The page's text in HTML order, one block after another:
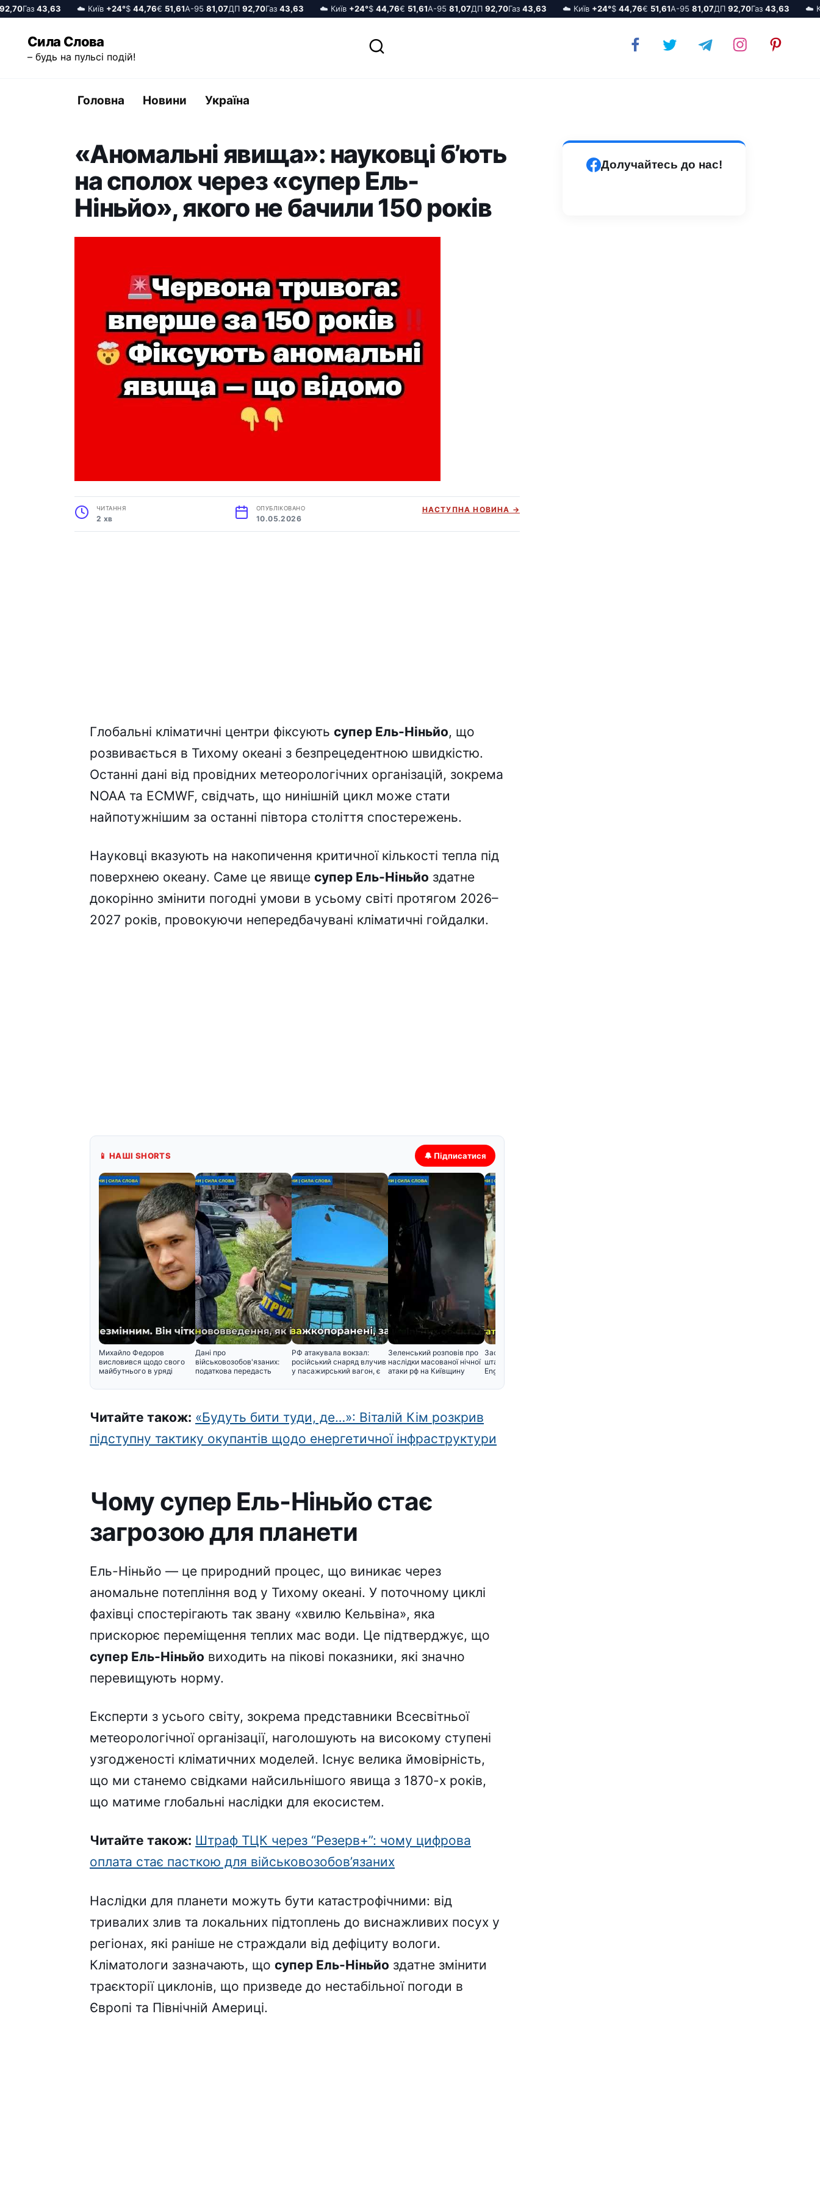
Газ43,63 ☁️ Київ+24°$44,76€51,61А-9581,07ДП92,70Газ43,63 ☁️ Київ+24°$44,76€51,61А-9581,07ДП92,70Газ43,63 ☁️ Київ+24°$44,76€51,61А-9581,07ДП92,70Газ43,63 ☁️
вмісту
Сила Слова
– будь на пульсі подій!
Головна Новини Україна
«Аномальні явища»: науковці б’ють
на сполох через «супер Ель-
Ніньйо», якого не бачили 150 років
ЧИТАННЯ
2 хв
ОПУБЛІКОВАНО
10.05.2026
НАСТУПНА НОВИНА →
Глобальні кліматичні центри фіксують супер Ель-Ніньйо, що
розвивається в Тихому океані з безпрецедентною швидкістю.
Останні дані від провідних метеорологічних організацій, зокрема
NOAA та ECMWF, свідчать, що нинішній цикл може стати
найпотужнішим за останні півтора століття спостережень.
Науковці вказують на накопичення критичної кількості тепла під
поверхнею океану. Саме це явище супер Ель-Ніньйо здатне
докорінно змінити погодні умови в усьому світі протягом 2026–
2027 років, провокуючи непередбачувані кліматичні гойдалки.
📱 НАШІ SHORTS 🔔 Підписатися
Михайло Федоров
висловився щодо свого
майбутнього в уряді
Дані про
військовозобов'язаних:
податкова передасть
РФ атакувала вокзал:
російський снаряд влучив
у пасажирський вагон, є
Зеленський розповів про
наслідки масованої нічної
атаки рф на Київщину
Засунув руку мені в
штани»: проти засновника
EnglishTop висунули звину
Читайте також: «Будуть бити туди, де…»: Віталій Кім розкрив
підступну тактику окупантів щодо енергетичної інфраструктури
Чому супер Ель-Ніньйо стає
загрозою для планети
Ель-Ніньйо — це природний процес, що виникає через
аномальне потепління вод у Тихому океані. У поточному циклі
фахівці спостерігають так звану «хвилю Кельвіна», яка
прискорює переміщення теплих мас води. Це підтверджує, що
супер Ель-Ніньйо виходить на пікові показники, які значно
перевищують норму.
Експерти з усього світу, зокрема представники Всесвітньої
метеорологічної організації, наголошують на високому ступені
узгодженості кліматичних моделей. Існує велика ймовірність,
що ми станемо свідками найсильнішого явища з 1870-х років,
що матиме глобальні наслідки для екосистем.
Читайте також: Штраф ТЦК через “Резерв+”: чому цифрова
оплата стає пасткою для військовозобов’язаних
Наслідки для планети можуть бути катастрофічними: від
тривалих злив та локальних підтоплень до виснажливих посух у
регіонах, які раніше не страждали від дефіциту вологи.
Кліматологи зазначають, що супер Ель-Ніньйо здатне змінити
траєкторії циклонів, що призведе до нестабільної погоди в
Європі та Північній Америці.
Долучайтесь до нас!